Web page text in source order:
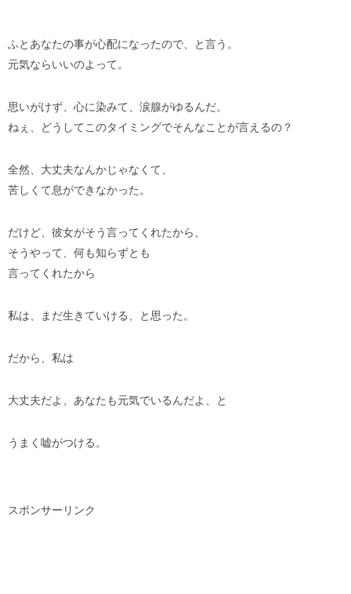
ふとあなたの事が心配になったので、と言う。
元気ならいいのよって。
思いがけず、心に染みて、涙腺がゆるんだ。
ねぇ、どうしてこのタイミングでそんなことが言えるの？
全然、大丈夫なんかじゃなくて、
苦しくて息ができなかった。
だけど、彼女がそう言ってくれたから、
そうやって、何も知らずとも
言ってくれたから
私は、まだ生きていける、と思った。
だから、私は
大丈夫だよ、あなたも元気でいるんだよ、と
うまく嘘がつける。
スポンサーリンク